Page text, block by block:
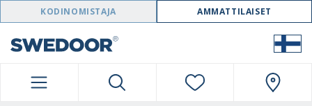
SWEDOOR NAVIGATION
KODINOMISTAJA AMMATTILAISET